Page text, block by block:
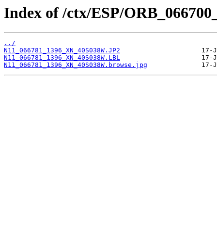
Index of /ctx/ESP/
../
N11_066781_1396_XN_40S038W.JP2
N11_066781_1396_XN_40S038W.LBL
N11_066781_1396_XN_40S038W.browse.jpg